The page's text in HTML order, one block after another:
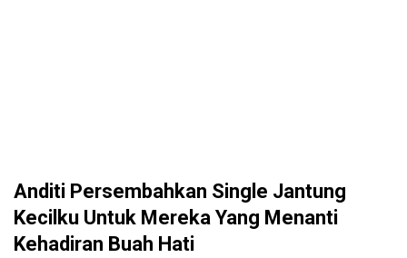
Anditi Persembahkan Single Jantung
Kecilku Untuk Mereka Yang Menanti
Kehadiran Buah Hati